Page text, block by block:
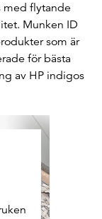
med flytande
Munken ID
som är
för bästa
av HP indigos